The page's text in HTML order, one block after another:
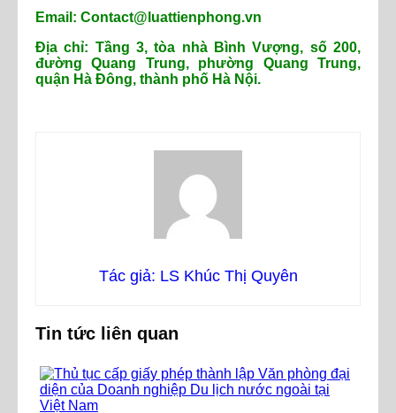
Email: Contact@luattienphong.vn
Địa chỉ: Tầng 3, tòa nhà Bình Vượng, số 200,
đường Quang Trung, phường Quang Trung,
quận Hà Đông, thành phố Hà Nội.
Tác giả: LS Khúc Thị Quyên
Tin tức liên quan